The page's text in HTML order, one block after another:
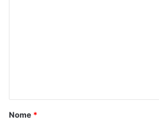
o
Nome *